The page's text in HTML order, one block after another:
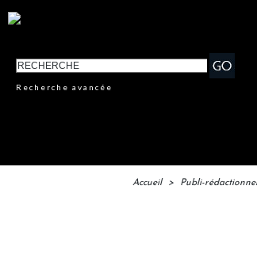
Recherche avancée
Accueil > Publi-rédactionnel